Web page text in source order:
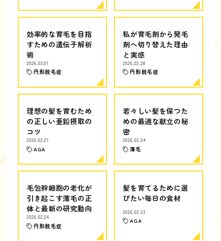
効率的な育毛を目指
すための遺伝子解析
術
2026.03.01
円形脱毛症
私が育毛剤から発毛
剤へ切り替えた理由
と実感
2026.02.28
円形脱毛症
理想の髪を育むため
の正しい亜鉛摂取の
コツ
2026.02.27
AGA
若々しい髪を保つた
めの最適な献立の秘
密
2026.02.24
薄毛
毛包幹細胞の老化が
引き起こす薄毛の正
体と最新の研究動向
2026.02.24
円形脱毛症
髪を育てるために選
びたい毎日の食材
2026.02.23
AGA